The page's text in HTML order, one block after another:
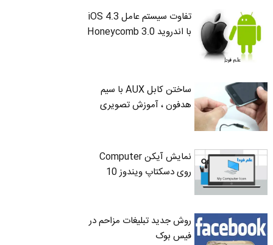
تفاوت سیستم عامل iOS 4.3
با اندروید 3.0 Honeycomb
ساختن کابل AUX با سیم
هدفون ، آموزش تصویری
نمایش آیکن Computer
روی دسکتاپ ویندوز 10
روش جدید تبلیغات مزاحم در
فیس بوک